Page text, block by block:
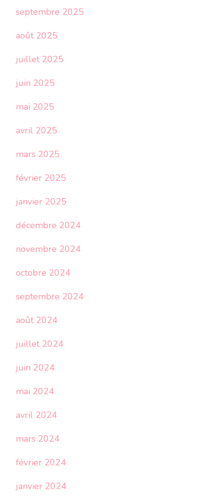
septembre 2025
août 2025
juillet 2025
juin 2025
mai 2025
avril 2025
mars 2025
février 2025
janvier 2025
décembre 2024
novembre 2024
octobre 2024
septembre 2024
août 2024
juillet 2024
juin 2024
mai 2024
avril 2024
mars 2024
février 2024
janvier 2024